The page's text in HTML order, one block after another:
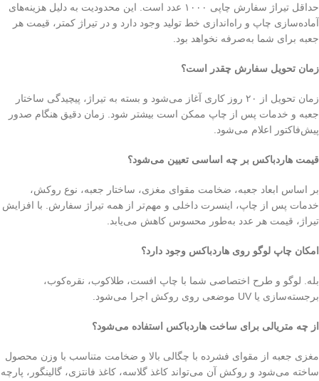
حداقل تیراژ سفارش چاپی ۱۰۰۰ عدد است. این محدودیت به دلیل هزینه‌های
آماده‌سازی چاپ و راه‌اندازی خط تولید وجود دارد و در تیراژ کمتر، قیمت هر
جعبه برای شما به‌صرفه نخواهد بود.
زمان تحویل سفارش چقدر است؟
زمان تحویل از ۲۰ روز کاری آغاز می‌شود و بسته به تیراژ، پیچیدگی ساختار
جعبه و خدمات پس از چاپ ممکن است بیشتر شود. زمان دقیق هنگام صدور
پیش‌فاکتور اعلام می‌شود.
قیمت هاردباکس بر چه اساسی تعیین می‌شود؟
بر اساس ابعاد جعبه، ضخامت مقوای مغزی، ساختار جعبه، نوع روکش،
خدمات پس از چاپ، اینسرت داخلی و مهم‌تر از همه تیراژ سفارش. با افزایش
تیراژ، قیمت هر عدد به‌طور محسوس کاهش می‌یابد.
امکان چاپ لوگو روی هاردباکس وجود دارد؟
بله. لوگو و طرح اختصاصی شما با چاپ افست، طلاکوب، نقره‌کوب،
برجسته‌سازی یا UV موضعی روی روکش اجرا می‌شود.
از چه متریالی برای ساخت هاردباکس استفاده می‌شود؟
مغزی جعبه از مقوای فشرده با چگالی بالا و ضخامت متناسب با وزن محصول
ساخته می‌شود و روکش آن می‌تواند کاغذ گلاسه، کاغذ فانتزی، گالینگور، پارچه